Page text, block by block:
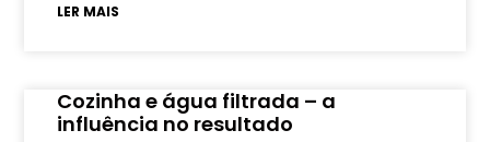
LER MAIS
Cozinha e água filtrada – a
influência no resultado